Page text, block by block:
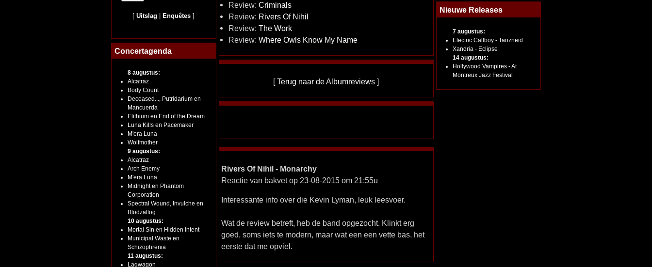
[Uitslag Enquêtes ]
Concertagenda
8 augustus:
Alcatraz
Body Count
Deceased..., Putridarium en
Mancuerda
Elithium en End of the Dream
Luna Kills en Pacemaker
M'era Luna
Wolfmother
9 augustus:
Alcatraz
Arch Enemy
M'era Luna
Midnight en Phantom
Corporation
Spectral Wound, Invulche en
Blodzallog
10 augustus:
Mortal Sin en Hidden Intent
Municipal Waste en
Schizophrenia
11 augustus:
Lagwagon
Review: Criminals
Review: Rivers Of Nihil
Review: The Work
Review: Where Owls Know My Name
[Terug naar de Albumreviews ]
Rivers Of Nihil - Monarchy
Reactie van bakvet op 23-08-2015 om 21:55u
Interessante info over die Kevin Lyman, leuk leesvoer.
Wat de review betreft, heb de band opgezocht. Klinkt erg
goed, soms iets te modern, maar wat een een vette bas, het
eerste dat me opviel.
Nieuwe Releases
7 augustus:
Electric Callboy - Tanzneid
Xandria - Eclipse
14 augustus:
Hollywood Vampires - At
Montreux Jazz Festival